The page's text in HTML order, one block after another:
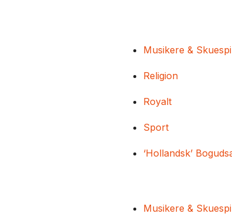
Musikere &
Religion
Royalt
Sport
‘Hollandsk’
Musikere &